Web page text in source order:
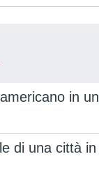
in
di una città